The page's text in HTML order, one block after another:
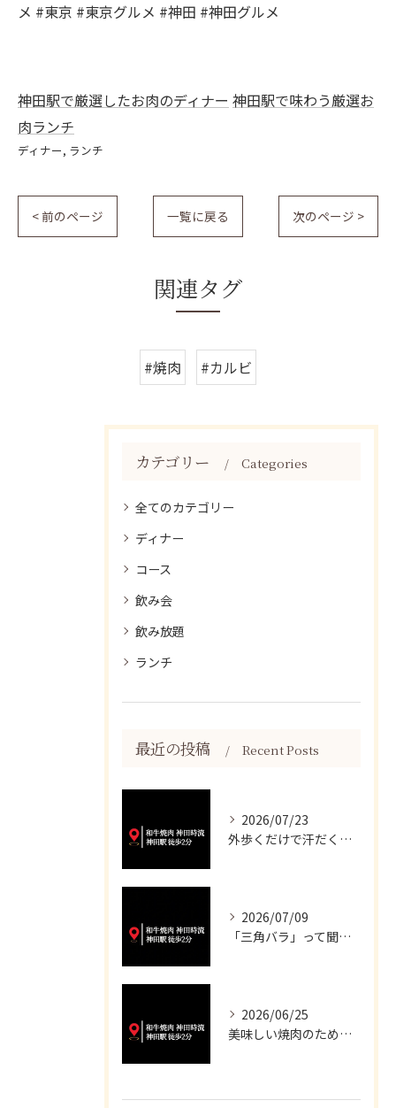
メ #東京 #東京グルメ #神田 #神田グルメ
神田駅で厳選したお肉のディナー 神田駅で味わう厳選お
肉ランチ
ディナー ランチ
< 前のページ 一覧に戻る 次のページ >
関連タグ
#焼肉 #カルビ
カテゴリー Categories
全てのカテゴリー
ディナー
コース
飲み会
飲み放題
ランチ
最近の投稿 Recent Posts
2026/07/23
外歩くだけで汗だくになる暑さですね💦
2026/07/09
「三角バラ」って聞くと脂っこいイメージが強いかもしれませんが...
2026/06/25
美味しい焼肉のために、妥協は一切いたしません✨